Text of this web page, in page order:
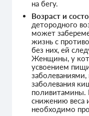
на бегу.
Возраст и
детородного
может
жизнь с
без них, ей
Женщины, у
усвоением
заболеваниями,
заболевания
поливитамины.
снижению веса
необходимо